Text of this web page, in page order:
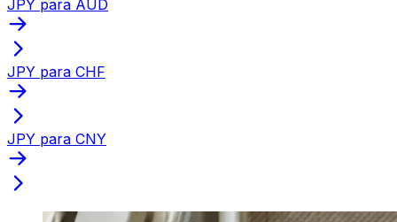
JPY para AUD
JPY para CHF
JPY para CNY